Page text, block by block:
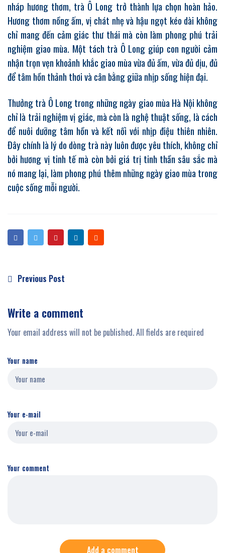
nháp hương thơm, trà Ô Long trở thành lựa chọn hoàn hảo.
Hương thơm nồng ấm, vị chát nhẹ và hậu ngọt kéo dài không
chỉ mang đến cảm giác thư thái mà còn làm phong phú trải
nghiệm giao mùa. Một tách trà Ô Long giúp con người cảm
nhận trọn vẹn khoảnh khắc giao mùa vừa đủ ấm, vừa đủ dịu, đủ
để tâm hồn thảnh thơi và cân bằng giữa nhịp sống hiện đại.
Thưởng trà Ô Long trong những ngày giao mùa Hà Nội không
chỉ là trải nghiệm vị giác, mà còn là nghệ thuật sống, là cách
để nuôi dưỡng tâm hồn và kết nối với nhịp điệu thiên nhiên.
Đây chính là lý do dòng trà này luôn được yêu thích, không chỉ
bởi hương vị tinh tế mà còn bởi giá trị tinh thần sâu sắc mà
nó mang lại, làm phong phú thêm những ngày giao mùa trong
cuộc sống mỗi người.
Previous Post
Write a comment
Your email address will not be published. All fields are required
Your name
Your e-mail
Your comment
Add a comment